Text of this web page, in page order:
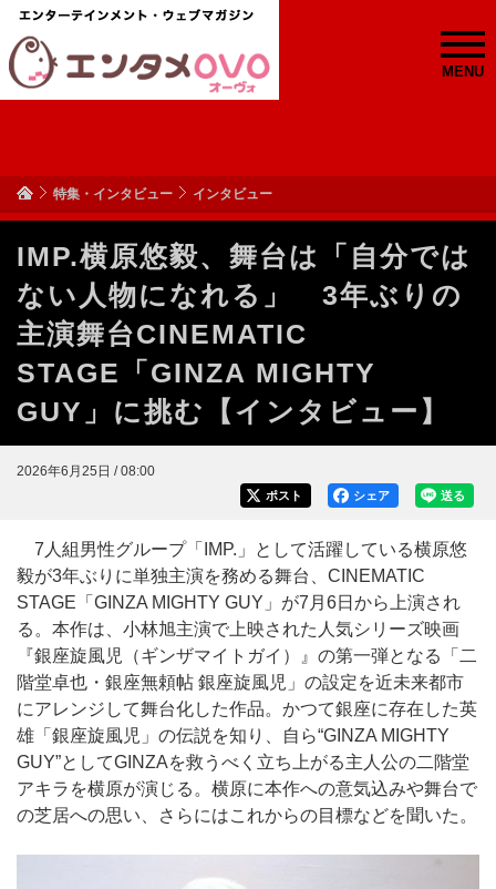
MENU
特集・インタビュー インタビュー
IMP.横原悠毅、舞台は「自分では
ない人物になれる」 3年ぶりの
主演舞台CINEMATIC
STAGE「GINZA MIGHTY
GUY」に挑む【インタビュー】
2026年6月25日 / 08:00
送る
シェア
ポスト
7人組男性グループ「IMP.」として活躍している横原悠
毅が3年ぶりに単独主演を務める舞台、CINEMATIC
STAGE「GINZA MIGHTY GUY」が7月6日から上演され
る。本作は、小林旭主演で上映された人気シリーズ映画
『銀座旋風児（ギンザマイトガイ）』の第一弾となる「二
階堂卓也・銀座無頼帖 銀座旋風児」の設定を近未来都市
にアレンジして舞台化した作品。かつて銀座に存在した英
雄「銀座旋風児」の伝説を知り、自ら“GINZA MIGHTY
GUY”としてGINZAを救うべく立ち上がる主人公の二階堂
アキラを横原が演じる。横原に本作への意気込みや舞台で
の芝居への思い、さらにはこれからの目標などを聞いた。